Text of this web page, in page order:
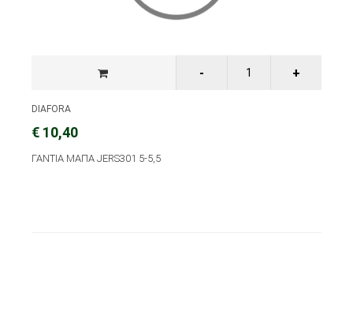
DIAFORA
€ 10,40
ΓΑΝΤΙΑ ΜΑΠΑ JERS301 5-5,5